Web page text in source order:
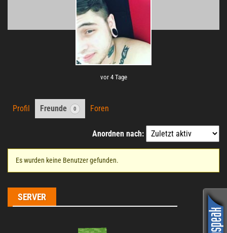
vor 4 Tage
Profil Freunde 0 Foren
Anordnen nach:
Freunde
Es wurden keine Benutzer gefunden.
SERVER